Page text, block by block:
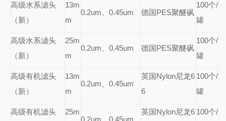
高级水系滤头
（新）
13m
m
0.2um 、0.45um 德国PES聚醚砜
100个/
罐
高级水系滤头
（新）
25m
m
0.2um 、0.45um 德国PES聚醚砜
100个/
罐
高级有机滤头
（新）
13m
m
0.2um 、0.45um
英国Nylon尼龙6
6
100个/
罐
高级有机滤头
25m
0.2um 、0.45um
英国Nylon尼龙6 100个/